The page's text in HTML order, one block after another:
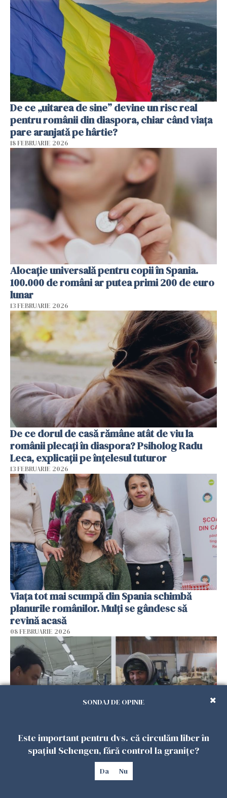
De ce „uitarea de sine” devine un risc real
pentru românii din diaspora, chiar când viața
pare aranjată pe hârtie?
18 FEBRUARIE 2026
Alocație universală pentru copii în Spania.
100.000 de români ar putea primi 200 de euro
lunar
13 FEBRUARIE 2026
De ce dorul de casă rămâne atât de viu la
românii plecați în diaspora? Psiholog Radu
Leca, explicații pe înțelesul tuturor
13 FEBRUARIE 2026
Viața tot mai scumpă din Spania schimbă
planurile românilor. Mulți se gândesc să
revină acasă
08 FEBRUARIE 2026
Patronii spun că România riscă să piardă
muncitorii străini în favoarea Spaniei
SONDAJ DE OPINIE
Este important pentru dvs. că circulăm liber în
spațiul Schengen, fără control la granițe?
Da Nu